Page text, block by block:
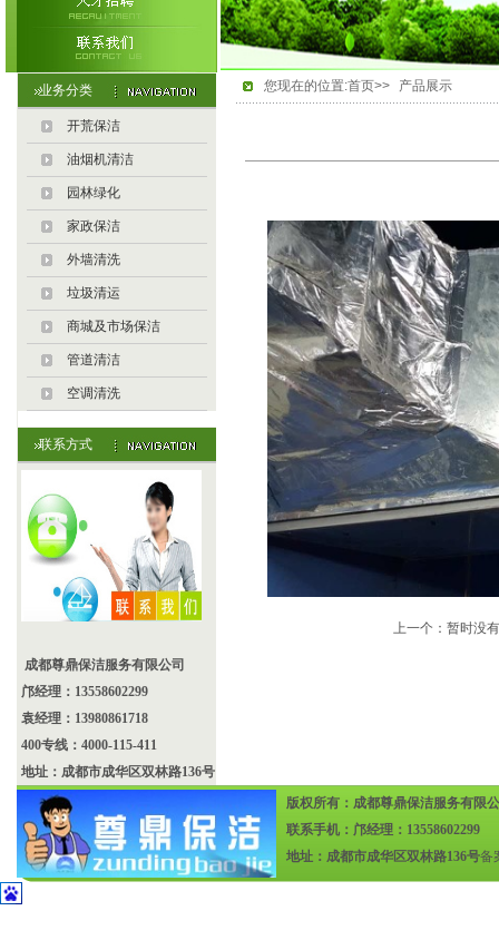
业务分类
开荒保洁
油烟机清洁
园林绿化
家政保洁
外墙清洗
垃圾清运
商城及市场保洁
管道清洁
空调清洗
联系方式
成都尊鼎保洁服务有限公司
邝经理：13558602299
袁经理：13980861718
400专线：4000-115-411
地址：成都市成华区双林路136号
您现在的位置:首页>> 产品展示
上一个：暂时没有
版权所有：成都尊鼎保洁服务有限
联系手机：邝经理：13558602299
地址：成都市成华区双林路136号备